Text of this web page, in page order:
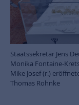
Staatssekretär Jens
Monika Fontaine-
Mike Josef (r.)
Thomas Rohnke